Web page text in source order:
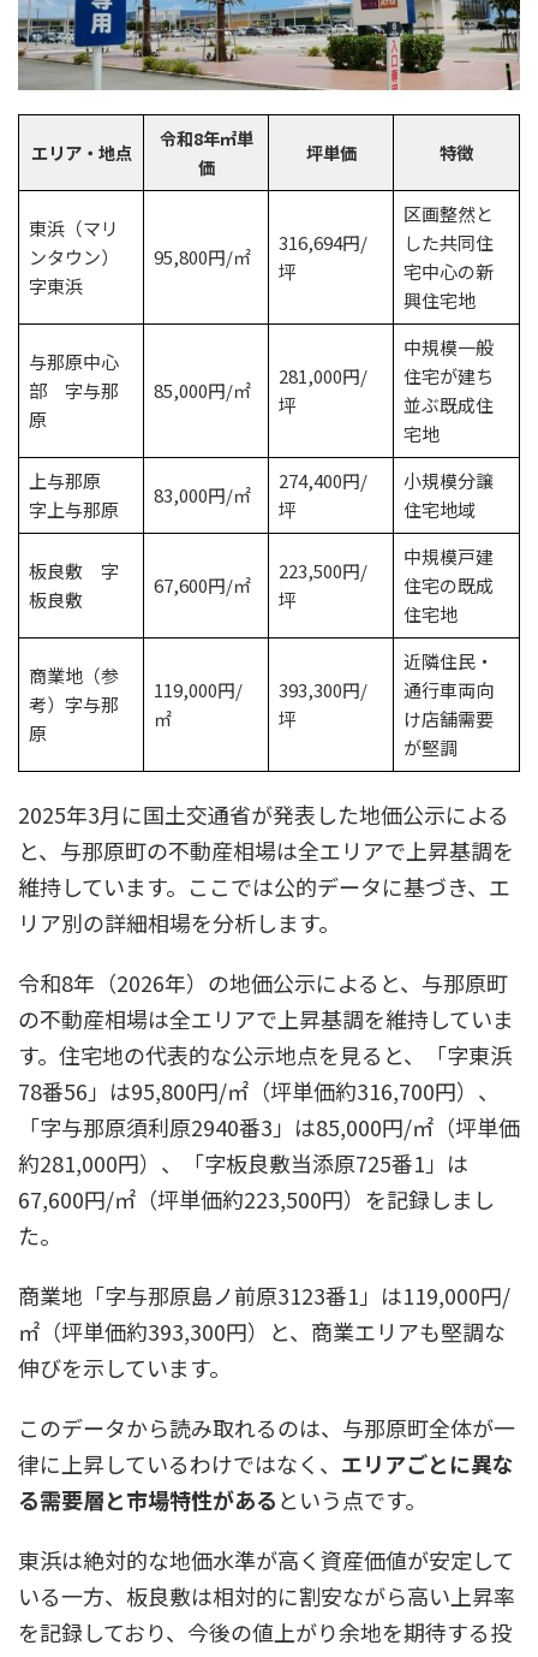
エリア・地点
令和8年㎡単
価
坪単価 特徴
東浜（マリ
ンタウン）
字東浜
95,800円/㎡
316,694円/
坪
区画整然と
した共同住
宅中心の新
興住宅地
与那原中心
部 字与那
原
85,000円/㎡
281,000円/
坪
中規模一般
住宅が建ち
並ぶ既成住
宅地
上与那原
字上与那原
83,000円/㎡
274,400円/
坪
小規模分譲
住宅地域
板良敷 字
板良敷
67,600円/㎡
223,500円/
坪
中規模戸建
住宅の既成
住宅地
商業地（参
考）字与那
原
119,000円/
㎡
393,300円/
坪
近隣住民・
通行車両向
け店舗需要
が堅調
2025年3月に国土交通省が発表した地価公示による
と、与那原町の不動産相場は全エリアで上昇基調を
維持しています。ここでは公的データに基づき、エ
リア別の詳細相場を分析します。​
令和8年（2026年）の地価公示によると、与那原町
の不動産相場は全エリアで上昇基調を維持していま
す。住宅地の代表的な公示地点を見ると、「字東浜
78番56」は95,800円/㎡（坪単価約316,700円）、
「字与那原須利原2940番3」は85,000円/㎡（坪単価
約281,000円）、「字板良敷当添原725番1」は
67,600円/㎡（坪単価約223,500円）を記録しまし
た。
商業地「字与那原島ノ前原3123番1」は119,000円/
㎡（坪単価約393,300円）と、商業エリアも堅調な
伸びを示しています。
このデータから読み取れるのは、与那原町全体が一
律に上昇しているわけではなく、 エリアごとに異な
る需要層と市場特性があるという点です。
東浜は絶対的な地価水準が高く資産価値が安定して
いる一方、板良敷は相対的に割安ながら高い上昇率
を記録しており、今後の値上がり余地を期待する投